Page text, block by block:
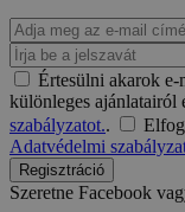
Értesülni akarok
különleges ajánlatairól
szabályzatot..
Adatvédelmi
Regisztráció
Szeretne Facebook